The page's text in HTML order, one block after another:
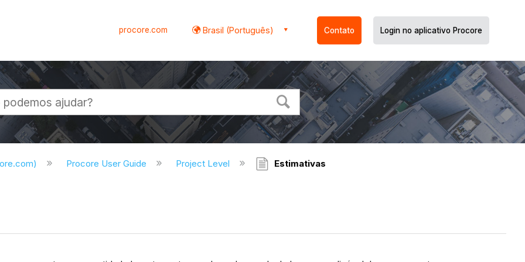
procore.com Brasil (Português) Contato Login no aplicativo Procore
Procore User Guide Project Level Estimativas